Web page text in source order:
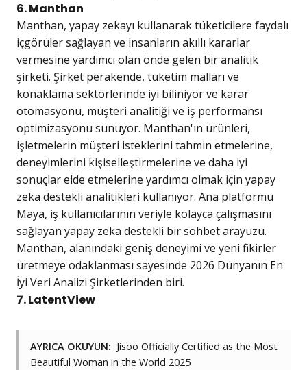
6. Manthan
Manthan, yapay zekayı kullanarak tüketicilere faydalı
içgörüler sağlayan ve insanların akıllı kararlar
vermesine yardımcı olan önde gelen bir analitik
şirketi. Şirket perakende, tüketim malları ve
konaklama sektörlerinde iyi biliniyor ve karar
otomasyonu, müşteri analitiği ve iş performansı
optimizasyonu sunuyor. Manthan'ın ürünleri,
işletmelerin müşteri isteklerini tahmin etmelerine,
deneyimlerini kişiselleştirmelerine ve daha iyi
sonuçlar elde etmelerine yardımcı olmak için yapay
zeka destekli analitikleri kullanıyor. Ana platformu
Maya, iş kullanıcılarının veriyle kolayca çalışmasını
sağlayan yapay zeka destekli bir sohbet arayüzü.
Manthan, alanındaki geniş deneyimi ve yeni fikirler
üretmeye odaklanması sayesinde 2026 Dünyanın En
İyi Veri Analizi Şirketlerinden biri.
7. LatentView
AYRICA OKUYUN: Jisoo Officially Certified as the Most
Beautiful Woman in the World 2025